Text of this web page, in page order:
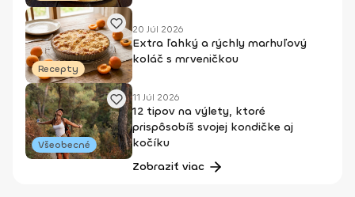
Recepty
20 Júl 2026
Extra ľahký a rýchly marhuľový
koláč s mrveničkou
Všeobecné
11 Júl 2026
12 tipov na výlety, ktoré
prispôsobíš svojej kondičke aj
kočíku
Zobraziť viac